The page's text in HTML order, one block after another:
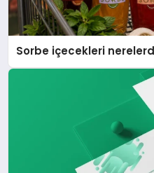
Sorbe içecekleri